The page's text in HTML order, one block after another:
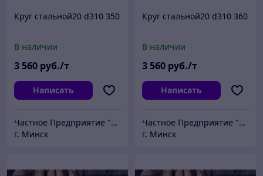
Круг стальной20 d310 350
В наличии
3 560 руб./т
Написать
Частное Предприятие "ПромШтамп"
г. Минск
Круг стальной20 d310 360
В наличии
3 560 руб./т
Написать
Частное Предприятие "ПромШтамп"
г. Минск